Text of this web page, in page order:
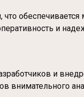
и
и
внимательного